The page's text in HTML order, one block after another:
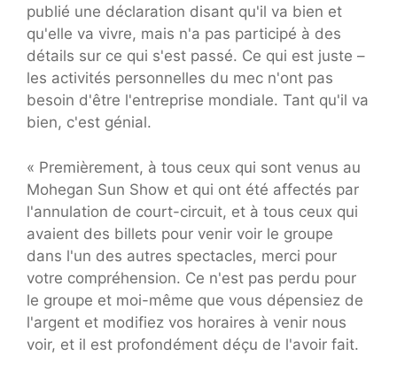
publié une déclaration disant qu'il va bien et
qu'elle va vivre, mais n'a pas participé à des
détails sur ce qui s'est passé. Ce qui est juste –
les activités personnelles du mec n'ont pas
besoin d'être l'entreprise mondiale. Tant qu'il va
bien, c'est génial.
« Premièrement, à tous ceux qui sont venus au
Mohegan Sun Show et qui ont été affectés par
l'annulation de court-circuit, et à tous ceux qui
avaient des billets pour venir voir le groupe
dans l'un des autres spectacles, merci pour
votre compréhension. Ce n'est pas perdu pour
le groupe et moi-même que vous dépensiez de
l'argent et modifiez vos horaires à venir nous
voir, et il est profondément déçu de l'avoir fait.